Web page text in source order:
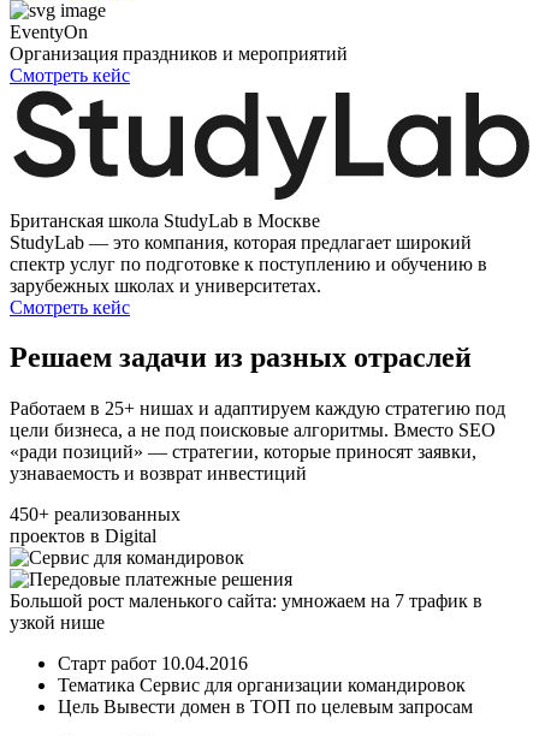
EventyOn
Организация праздников и мероприятий
Смотреть кейс
Британская школа StudyLab в Москве
StudyLab — это компания, которая предлагает широкий
спектр услуг по подготовке к поступлению и обучению в
зарубежных школах и университетах.
Смотреть кейс
Решаем задачи из разных отраслей
Работаем в 25+ нишах и адаптируем каждую стратегию под
цели бизнеса, а не под поисковые алгоритмы. Вместо SEO
«ради позиций» — стратегии, которые приносят заявки,
узнаваемость и возврат инвестиций
450+ реализованных
проектов в Digital
Большой рост маленького сайта: умножаем на 7 трафик в
узкой нише
Старт работ 10.04.2016
Тематика Сервис для организации командировок
Цель Вывести домен в ТОП по целевым запросам